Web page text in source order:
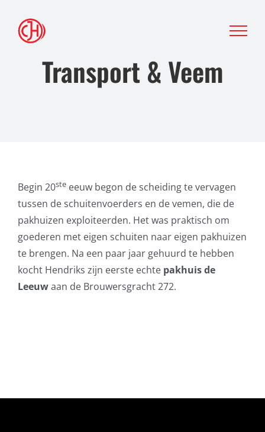
naar
inhoud
Transport & Veem
Begin 20ste eeuw begon de scheiding te vervagen
tussen de schuitenvoerders en de vemen, die de
pakhuizen exploiteerden. Het was praktisch om
goederen met eigen schuiten naar eigen pakhuizen
te brengen. Na een paar jaar gehuurd te hebben
kocht Hendriks zijn eerste echte pakhuis de
Leeuwaan de Brouwersgracht 272.